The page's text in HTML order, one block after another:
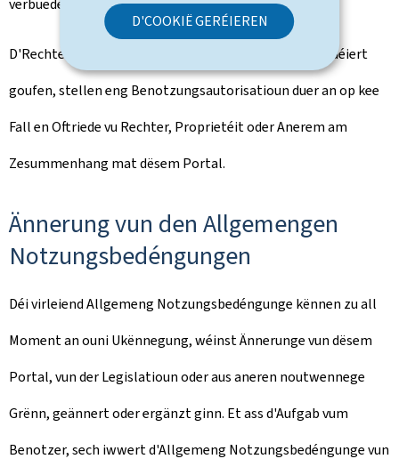
D'COOKIË GERÉIEREN
verbueden.
D'Rechter, déi Iech uewen implizit oder explizit accordéiert
goufen, stellen eng Benotzungsautorisatioun duer an op kee
Fall en Oftriede vu Rechter, Proprietéit oder Anerem am
Zesummenhang mat dësem Portal.
Ännerung vun den Allgemengen
Notzungsbedéngungen
Déi virleiend Allgemeng Notzungsbedéngunge kënnen zu all
Moment an ouni Ukënnegung, wéinst Ännerunge vun dësem
Portal, vun der Legislatioun oder aus aneren noutwennege
Grënn, geännert oder ergänzt ginn. Et ass d'Aufgab vum
Benotzer, sech iwwert d'Allgemeng Notzungsbedéngunge vun